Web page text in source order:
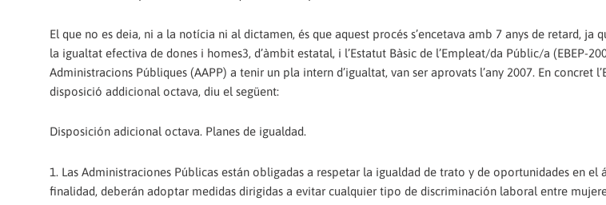
El que no es deia, ni a la notícia ni al dictamen, és que aquest procés s’encetava amb 7 anys de retard, ja
la igualtat efectiva de dones i homes3, d’àmbit estatal, i l’Estatut Bàsic de l’Empleat/da Públic/a (EBEP-
Administracions Públiques (AAPP) a tenir un pla intern d’igualtat, van ser aprovats l’any 2007. En concret
disposició addicional octava, diu el següent:
Disposición adicional octava. Planes de igualdad.
1. Las Administraciones Públicas están obligadas a respetar la igualdad de trato y de oportunidades en el
finalidad, deberán adoptar medidas dirigidas a evitar cualquier tipo de discriminación laboral entre